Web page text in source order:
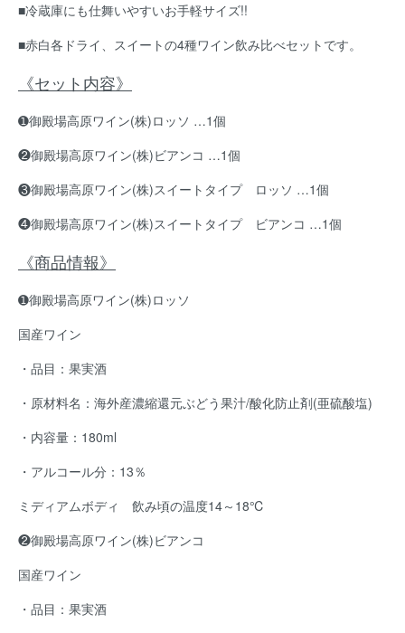
■冷蔵庫にも仕舞いやすいお手軽サイズ!!
■赤白各ドライ、スイートの4種ワイン飲み比べセットです。
《セット内容》
➊御殿場高原ワイン(株)ロッソ …1個
❷御殿場高原ワイン(株)ビアンコ …1個
❸御殿場高原ワイン(株)スイートタイプ ロッソ …1個
❹御殿場高原ワイン(株)スイートタイプ ビアンコ …1個
《商品情報》
➊御殿場高原ワイン(株)ロッソ
国産ワイン
・品目：果実酒
・原材料名：海外産濃縮還元ぶどう果汁/酸化防止剤(亜硫酸塩)
・内容量：180ml
・アルコール分：13％
ミディアムボディ 飲み頃の温度14～18℃
❷御殿場高原ワイン(株)ビアンコ
国産ワイン
・品目：果実酒